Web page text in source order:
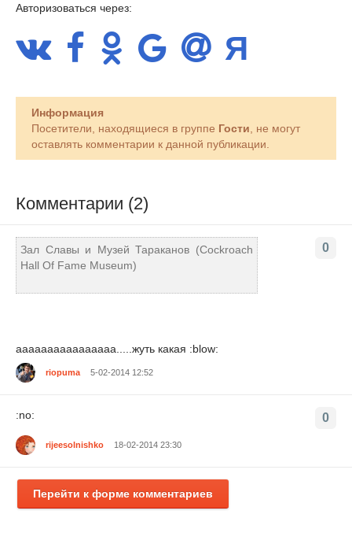
Авторизоваться через:
Информация
Посетители, находящиеся в группе Гости , не могут
оставлять комментарии к данной публикации.
Комментарии (2)
0
Зал Славы и Музей Тараканов (Cockroach
Hall Of Fame Museum)
аааааааааааааааа.....жуть какая :blow:
riopuma 5-02-2014 12:52
0
:no:
rijeesolnishko 18-02-2014 23:30
Перейти к форме комментариев